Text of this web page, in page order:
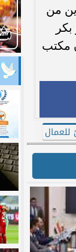
من
مكتب
للعمال